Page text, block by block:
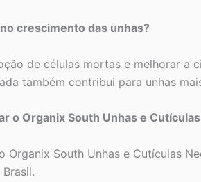
crescimento das unhas?
de células mortas e melhorar a
também contribui para unhas
o Organix South Unhas e
Organix South Unhas e Cutículas